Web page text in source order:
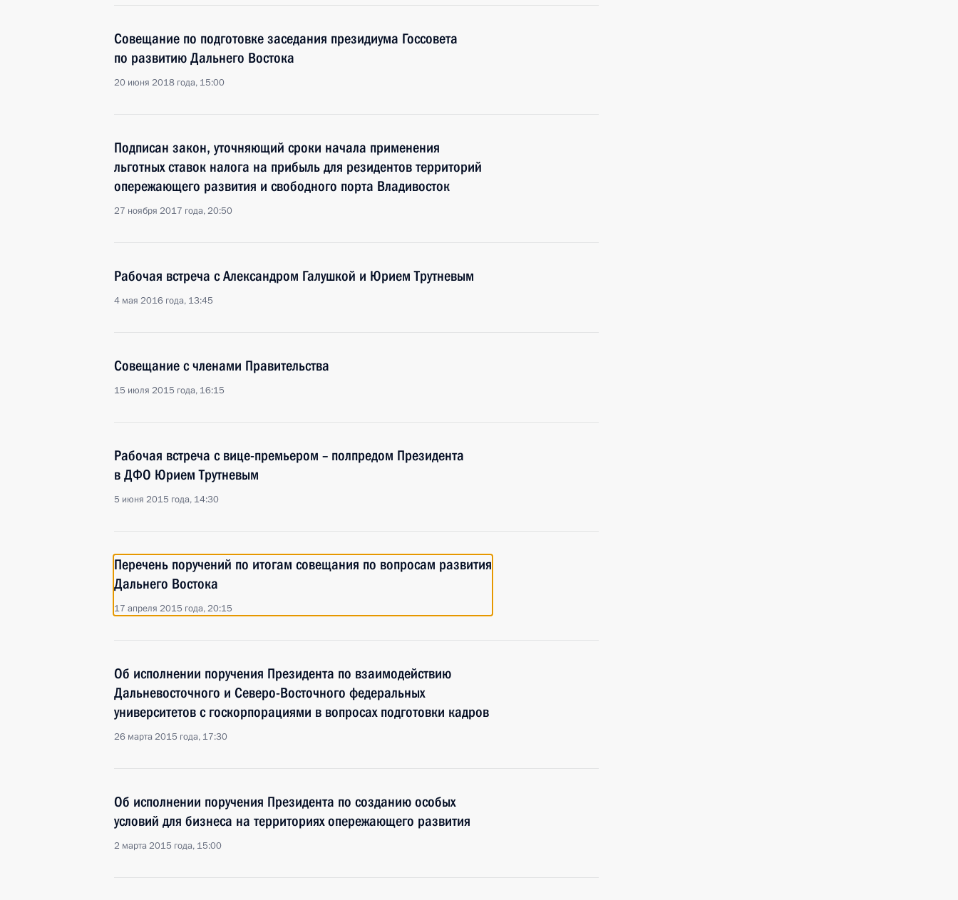
Совещание по подготовке заседания президиума Госсовета
по развитию Дальнего Востока
20 июня 2018 года, 15:00
Подписан закон, уточняющий сроки начала применения
льготных ставок налога на прибыль для резидентов территорий
опережающего развития и свободного порта Владивосток
27 ноября 2017 года, 20:50
Рабочая встреча с Александром Галушкой и Юрием Трутневым
4 мая 2016 года, 13:45
Совещание с членами Правительства
15 июля 2015 года, 16:15
Рабочая встреча с вице-премьером – полпредом Президента
в ДФО Юрием Трутневым
5 июня 2015 года, 14:30
Перечень поручений по итогам совещания по вопросам развития
Дальнего Востока
17 апреля 2015 года, 20:15
Об исполнении поручения Президента по взаимодействию
Дальневосточного и Северо-Восточного федеральных
университетов с госкорпорациями в вопросах подготовки кадров
26 марта 2015 года, 17:30
Об исполнении поручения Президента по созданию особых
условий для бизнеса на территориях опережающего развития
2 марта 2015 года, 15:00